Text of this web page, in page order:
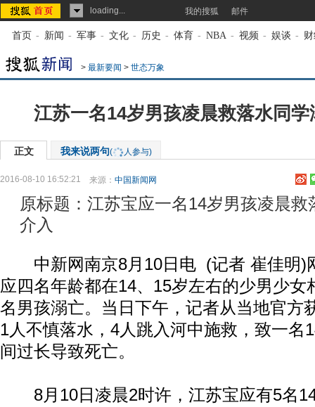
loading... 我的搜狐 邮件
首页 - 新闻 - 军事 - 文化 - 历史 - 体育 - NBA - 视频 - 娱谈 -
> 最新要闻 > 世态万象
江苏一名14岁男孩凌晨救落水同
正文 我来说两句( 人参与)
2016-08-10 16:52:21 来源： 中国新闻网
原标题：江苏宝应一名14岁男孩凌晨
介入
中新网南京8月10日电 (记者 崔佳明)
应四名年龄都在14、15岁左右的少男少女
名男孩溺亡。当日下午，记者从当地官方
1人不慎落水，4人跳入河中施救，致一名
间过长导致死亡。
8月10日凌晨2时许，江苏宝应有5名